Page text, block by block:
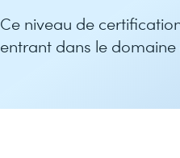
Ce niveau de
entrant dans le domaine